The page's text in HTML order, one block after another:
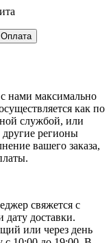
Оплата
нами максимально
как по
службой, или
регионы
вашего заказа,
свяжется с
дату доставки.
или через день